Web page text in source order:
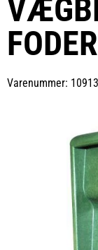
Varenummer: